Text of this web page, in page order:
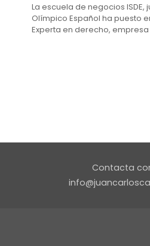
La escuela de negocios ISDE,
Olímpico Español ha puesto
Experta en derecho, empresa
Contacta